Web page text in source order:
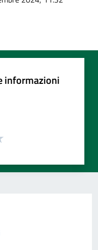
informazioni